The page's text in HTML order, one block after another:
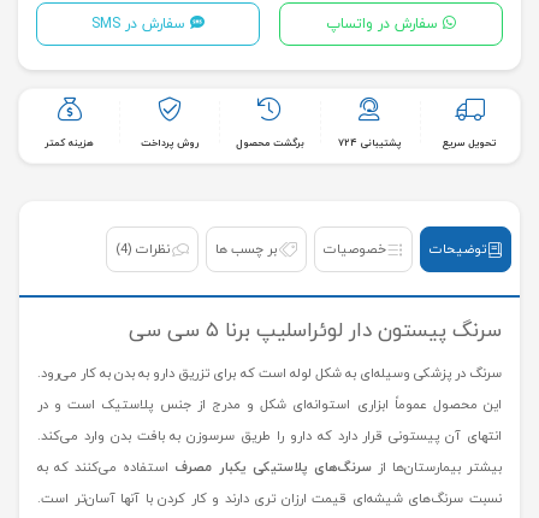
سفارش در واتساپ سفارش در SMS
تحویل سریع پشتیبانی ۷۲۴ برگشت محصول روش پرداخت هزینه کمتر
توضیحات خصوصیات بر چسب ها نظرات (4)
سرنگ پیستون دار لوئراسلیپ برنا ۵ سی سی
سرنگ در پزشکی وسیله‌ای به شکل لوله‌ است که برای تزریق دارو به بدن به کار می‌رود.
این محصول عموماً ابزاری استوانه‌ای ‌شکل و مدرج از جنس پلاستیک است و در
انتهای آن پیستونی قرار دارد که دارو را طریق سرسوزن به بافت بدن وارد می‌کند.
بیشتر بیمارستان‌ها ازسرنگ‌های پلاستیکی یکبار مصرف استفاده می‌کنند که به
نسبت سرنگ‌های شیشه‌ای قیمت ارزان تری دارند و کار کردن با آنها آسان‌تر است.